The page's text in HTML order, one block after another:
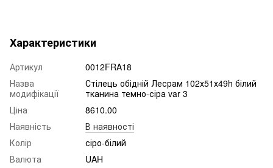
Характеристики
Артикул
0012FRA18
Назва
модифікації
Стілець обідній Лесрам 102х51х49h білий
тканина темно-сіра var 3
Ціна
8610.00
Наявність
В наявності
Колір
сіро-білий
Валюта
UAH